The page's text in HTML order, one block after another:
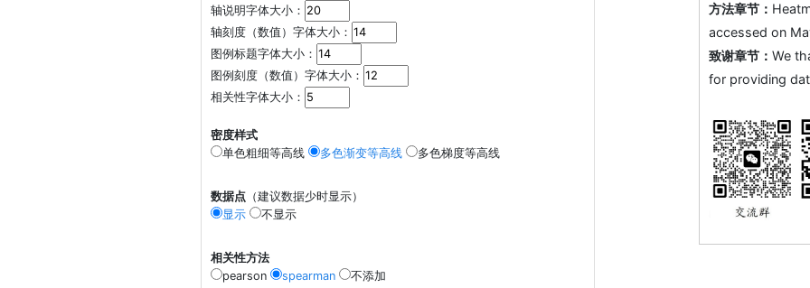
轴说明字体大小：
轴刻度（数值）字体大小：
图例标题字体大小：
图例刻度（数值）字体大小：
相关性字体大小：
密度样式
单色粗细等高线
多色渐变等高线 多色梯度等高线
数据点（建议数据少时显示）
显示
不显示
相关性方法
pearson
spearman 不添加
方法章节：
accessed on
致谢章节： We
for providing